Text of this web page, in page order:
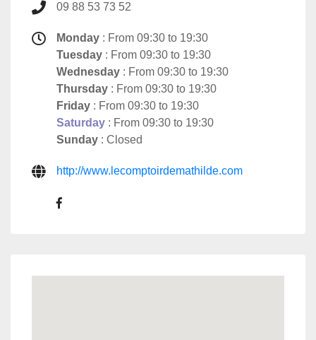
09 88 53 73 52
Monday : From 09:30 to 19:30
Tuesday : From 09:30 to 19:30
Wednesday : From 09:30 to 19:30
Thursday : From 09:30 to 19:30
Friday : From 09:30 to 19:30
Saturday : From 09:30 to 19:30
Sunday : Closed
http://www.lecomptoirdemathilde.com